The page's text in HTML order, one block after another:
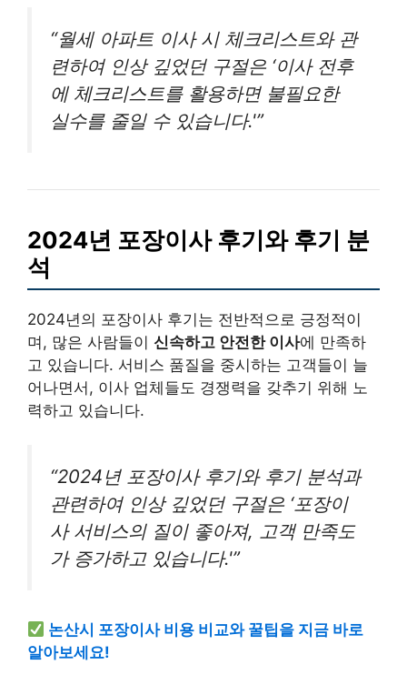
“월세 아파트 이사 시 체크리스트와 관
련하여 인상 깊었던 구절은 ‘이사 전후
에 체크리스트를 활용하면 불필요한
실수를 줄일 수 있습니다.'”
2024년 포장이사 후기와 후기 분
석
2024년의 포장이사 후기는 전반적으로 긍정적이
며, 많은 사람들이 신속하고 안전한 이사에 만족하
고 있습니다. 서비스 품질을 중시하는 고객들이 늘
어나면서, 이사 업체들도 경쟁력을 갖추기 위해 노
력하고 있습니다.
“2024년 포장이사 후기와 후기 분석과
관련하여 인상 깊었던 구절은 ‘포장이
사 서비스의 질이 좋아져, 고객 만족도
가 증가하고 있습니다.'”
논산시 포장이사 비용 비교와 꿀팁을 지금 바로
알아보세요!